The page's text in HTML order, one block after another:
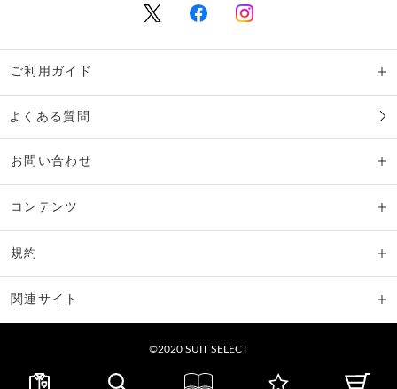
ご利用ガイド
よくある質問
お問い合わせ
コンテンツ
規約
関連サイト
©2020 SUIT SELECT